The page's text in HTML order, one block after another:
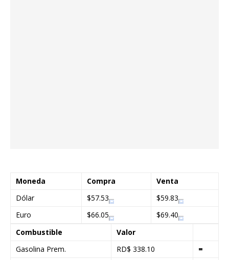
Moneda Compra
Venta
Dólar
$57.53
$59.83
Euro
$66.05
$69.40
Combustible
Valor
Gasolina Prem.
RD$ 338.10
=